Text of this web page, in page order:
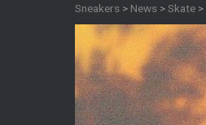
Sneakers > News >Skate >